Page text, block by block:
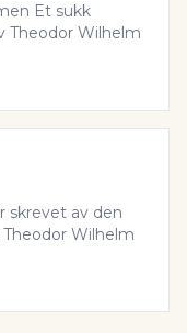
Et sukk
Theodor Wilhelm
skrevet av den
Wilhelm